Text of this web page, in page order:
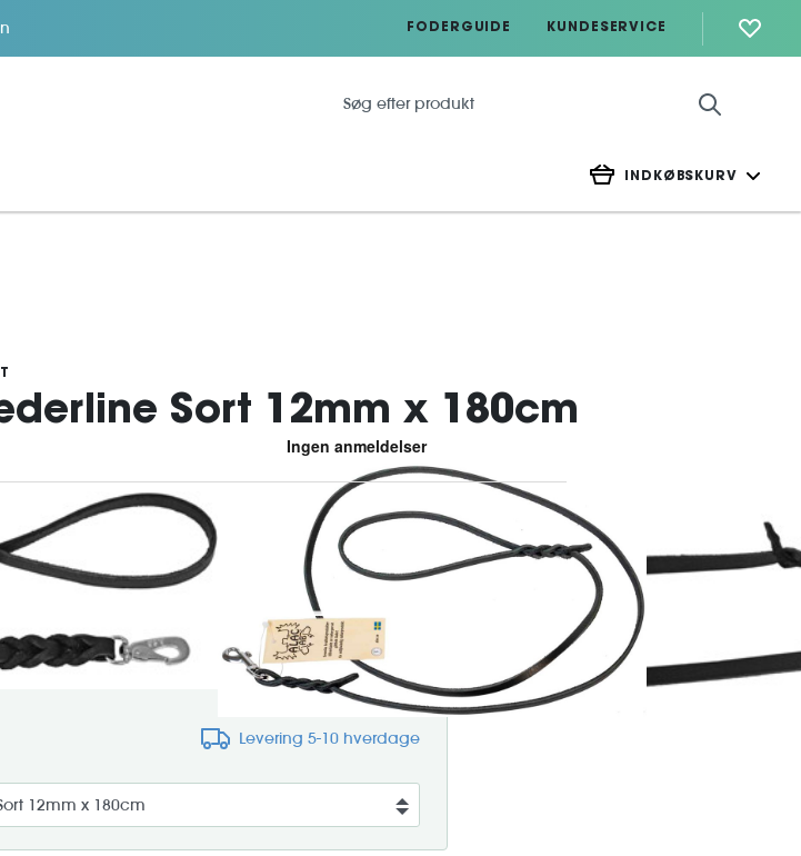
FODERGUIDE KUNDESERVICE
INDKØBSKURV
Sort 12mm x 180cm
en klassisk og slidstærk hundeline fremstillet i Sverige af
læder. Det højkvalitets sorte læder giver linen et tidløst design,
behagelig at holde i og udvikler en flot følelse med tiden. Linen
Art. nr. 602.1044
Levering 5-10 hverdage